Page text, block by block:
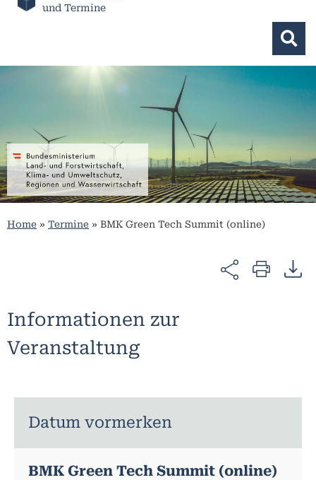
und Termine
Home » Termine » BMK Green Tech Summit (online)
Informationen zur
Veranstaltung
Datum vormerken
BMK Green Tech Summit (online)